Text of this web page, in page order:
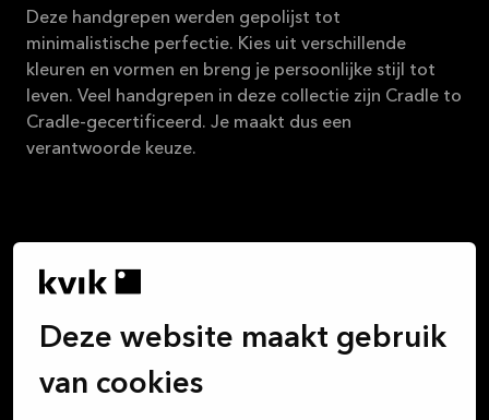
Deze website maakt gebruik
van cookies
Deze handgrepen werden gepolijst tot
minimalistische perfectie. Kies uit verschillende
kleuren en vormen en breng je persoonlijke stijl tot
leven. Veel handgrepen in deze collectie zijn Cradle to
Cradle-gecertificeerd. Je maakt dus een
verantwoorde keuze.
Wij vinden dat een keuken kopen net zo leuk moet
zijn als het leven in die keuken. Alle maaltijden die je
klaarmaakt, de gesprekken met vrienden bij een glas